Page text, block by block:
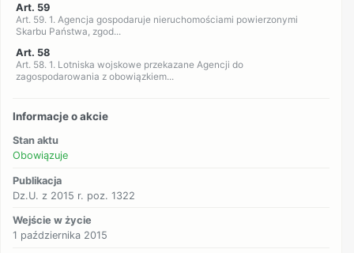
Art. 59
Art. 59. 1. Agencja gospodaruje nieruchomościami powierzonymi
Skarbu Państwa, zgod...
Art. 58
Art. 58. 1. Lotniska wojskowe przekazane Agencji do
zagospodarowania z obowiązkiem...
Informacje o akcie
Stan aktu
Obowiązuje
Publikacja
Dz.U. z 2015 r. poz. 1322
Wejście w życie
1 października 2015